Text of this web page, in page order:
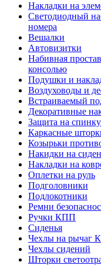
Накладки на
Светодиодный
номера
Вешалки
Автовизитки
Набивная
консолью
Подушки и
Воздуховоды и
Встраиваемый
Декоративные
Защита на
Каркасные
Козырьки
Накидки на
Накладки на
Оплетки на руль
Подголовники
Подлокотники
Ремни
Ручки КПП
Сиденья
Чехлы на рычаг
Чехлы сидений
Шторки